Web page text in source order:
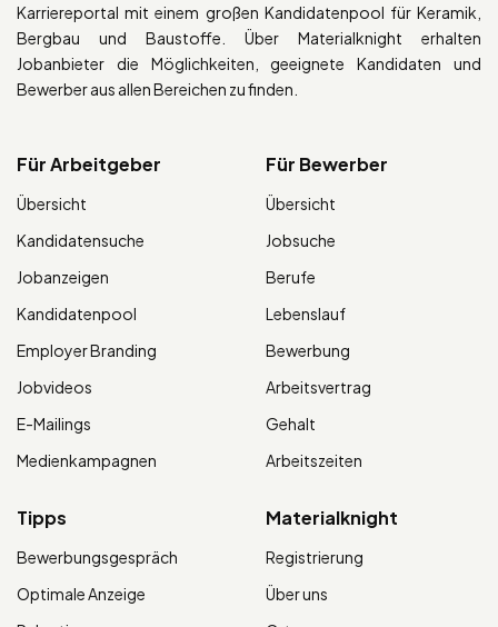
Karriereportal mit einem großen Kandidatenpool für Keramik,
Bergbau und Baustoffe. Über Materialknight erhalten
Jobanbieter die Möglichkeiten, geeignete Kandidaten und
Bewerber aus allen Bereichen zu finden.
Für Arbeitgeber
Übersicht
Kandidatensuche
Jobanzeigen
Kandidatenpool
Employer Branding
Jobvideos
E-Mailings
Medienkampagnen
Für Bewerber
Übersicht
Jobsuche
Berufe
Lebenslauf
Bewerbung
Arbeitsvertrag
Gehalt
Arbeitszeiten
Tipps
Bewerbungsgespräch
Optimale Anzeige
Materialknight
Registrierung
Über uns